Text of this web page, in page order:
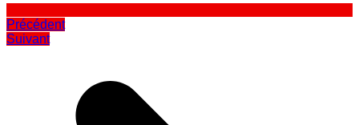
Précédent
Suivant